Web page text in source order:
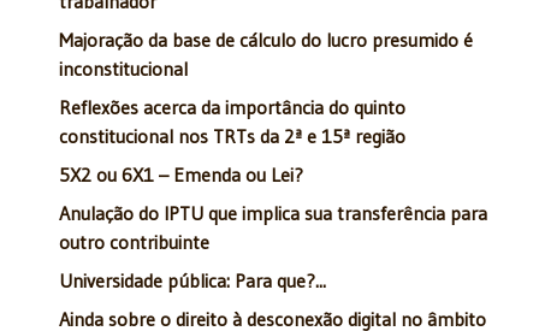
Majoração da base de cálculo do lucro presumido é
inconstitucional
Reflexões acerca da importância do quinto
constitucional nos TRTs da 2ª e 15ª região
5X2 ou 6X1 – Emenda ou Lei?
Anulação do IPTU que implica sua transferência para
outro contribuinte
Universidade pública: Para que?...
Ainda sobre o direito à desconexão digital no âmbito